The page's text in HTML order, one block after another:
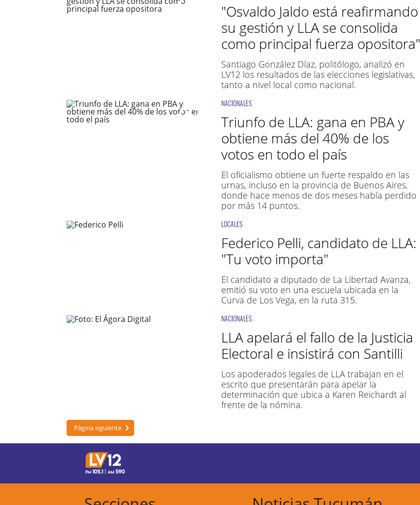
"Osvaldo Jaldo está reafirmando
su gestión y LLA se consolida
como principal fuerza opositora"
Santiago González Díaz, politólogo, analizó en
LV12 los resultados de las elecciones legislativas,
tanto a nivel local como nacional.
NACIONALES
Triunfo de LLA: gana en PBA y
obtiene más del 40% de los
votos en todo el país
El oficialismo obtiene un fuerte respaldo en las
urnas, incluso en la provincia de Buenos Aires,
donde hace menos de dos meses había perdido
por más 14 puntos.
LOCALES
Federico Pelli, candidato de LLA:
"Tu voto importa"
El candidato a diputado de La Libertad Avanza,
emitió su voto en una escuela ubicada en la
Curva de Los Vega, en la ruta 315.
NACIONALES
LLA apelará el fallo de la Justicia
Electoral e insistirá con Santilli
Los apoderados legales de LLA trabajan en el
escrito que presentarán para apelar la
determinación que ubica a Karen Reichardt al
frente de la nómina.
Página siguiente